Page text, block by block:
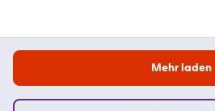
Mehr laden